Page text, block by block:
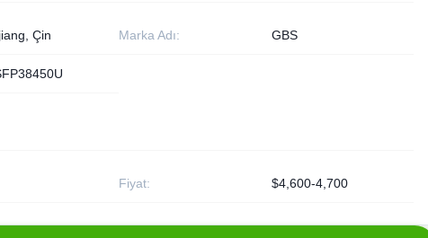
Çin Marka Adı: GBS
Fiyat: $4,600-4,700